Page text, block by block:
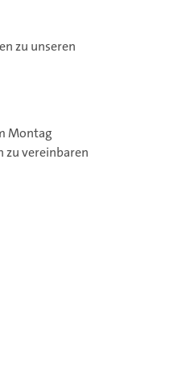
zu unseren
Montag
zu vereinbaren